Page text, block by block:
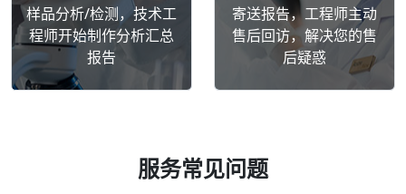
样品分析/检测，技术工
程师开始制作分析汇总
报告
寄送报告，工程师主动
售后回访，解决您的售
后疑惑
服务常见问题